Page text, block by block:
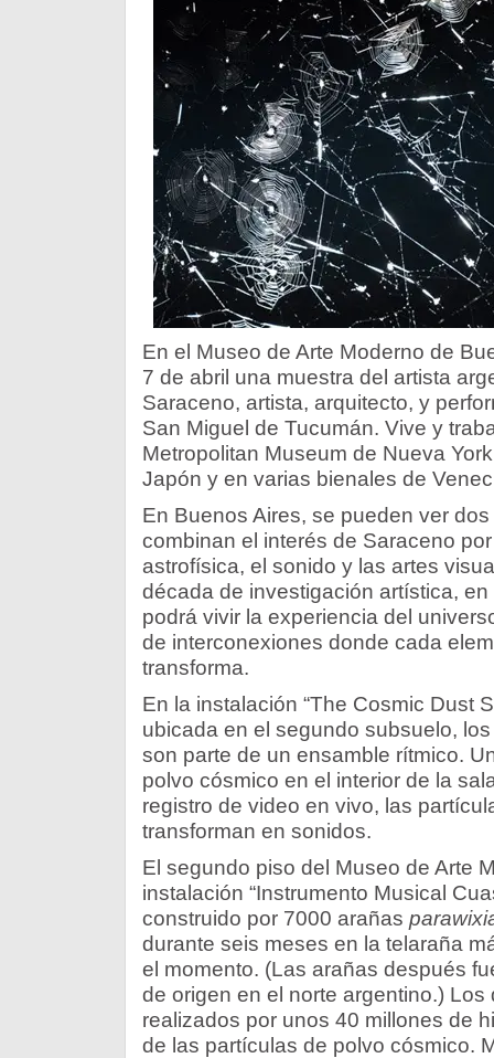
En el Museo de Arte Moderno de
7 de abril una muestra del artista
Saraceno, artista, arquitecto, y
San Miguel de Tucumán. Vive y
Metropolitan Museum de Nueva
Japón y en varias bienales de
En Buenos Aires, se pueden ver
combinan el interés de Saraceno
astrofísica, el sonido y las artes
década de investigación artística,
podrá vivir la experiencia del
de interconexiones donde cada
transforma.
En la instalación “The Cosmic Dust
ubicada en el segundo subsuelo,
son parte de un ensamble rítmico.
polvo cósmico en el interior de la
registro de video en vivo, las
transforman en sonidos.
El segundo piso del Museo de Arte
instalación “Instrumento Musical
construido por 7000 arañas
durante seis meses en la telaraña
el momento. (Las arañas después
de origen en el norte argentino.) Los
realizados por unos 40 millones de
de las partículas de polvo cósmico.